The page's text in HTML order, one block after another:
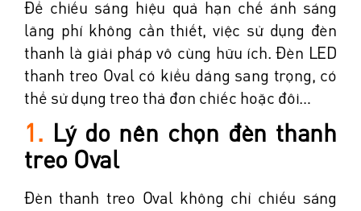
Để chiếu sáng hiệu quả hạn chế ánh sáng
lãng phí không cần thiết, việc sử dụng đèn
thanh là giải pháp vô cùng hữu ích. Đèn LED
thanh treo Oval có kiểu dáng sang trọng, có
thể sử dụng treo thả đơn chiếc hoặc đôi…
1. Lý do nên chọn đèn thanh
treo Oval
Đèn thanh treo Oval không chỉ chiếu sáng